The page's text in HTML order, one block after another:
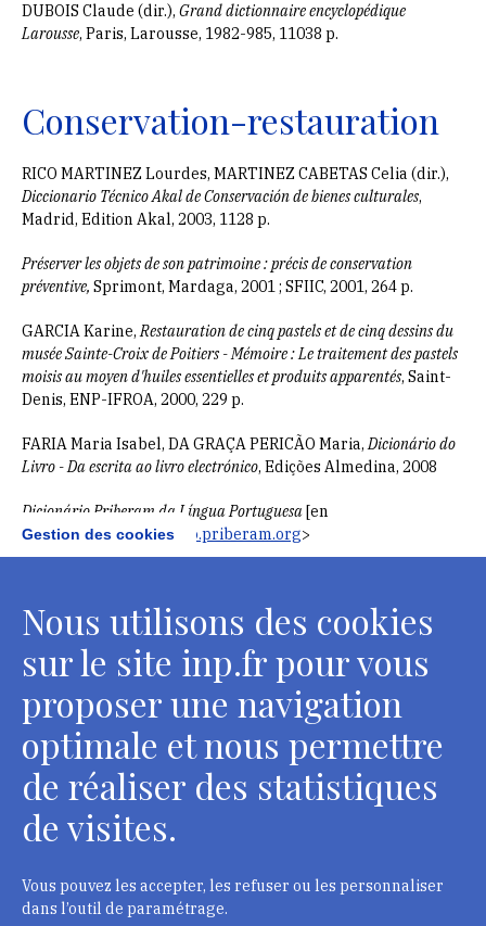
DUBOIS Claude (dir.), Grand dictionnaire encyclopédique
Larousse, Paris, Larousse, 1982-985, 11038 p.
Conservation-restauration
RICO MARTINEZ Lourdes, MARTINEZ CABETAS Celia (dir.),
Diccionario Técnico Akal de Conservación de bienes culturales,
Madrid, Edition Akal, 2003, 1128 p.
Préserver les objets de son patrimoine : précis de conservation
préventive, Sprimont, Mardaga, 2001 ; SFIIC, 2001, 264 p.
GARCIA Karine,Restauration de cinq pastels et de cinq dessins du
musée Sainte-Croix de Poitiers - Mémoire : Le traitement des pastels
moisis au moyen d'huiles essentielles et produits apparentés, Saint-
Denis, ENP-IFROA, 2000, 229 p.
FARIA Maria Isabel, DA GRAÇA PERICÃO Maria,Dicionário do
Livro - Da escrita ao livro electrónico, Edições Almedina, 2008
Dicionário Priberam da Língua Portuguesa[en
ligne]<https://dicionario.priberam.org>
Techniques
BERGEON Ségolène, CURIE Pierre,
Peinture & dessin :
vocabulaire typologique et technique , Paris, Editions du
Patrimoine, Centre des monuments nationaux, 2 vol., 2009,
1249 p.
BEGUIN André, Dictionnaire technique et critique du dessin,
Bruxelles, Oyez, 1978, 588 p.
Auteur, 1977, 510 p.
Composition des sortes de papier les plus employés dans
Gestion des cookies
Nous utilisons des cookies
sur le site inp.fr pour vous
proposer une navigation
optimale et nous permettre
de réaliser des statistiques
de visites.
Vous pouvez les accepter, les refuser ou les personnaliser
dans l’outil de paramétrage.